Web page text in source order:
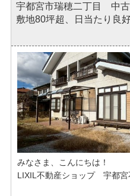
宇都宮市瑞穂二丁目
敷地80坪超、日当たり良
みなさま、こんにちは！
LIXIL不動産ショップ 宇都宮